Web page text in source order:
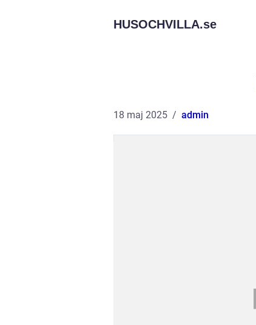
HUSOCHVILLA.se
18 maj 2025 admin